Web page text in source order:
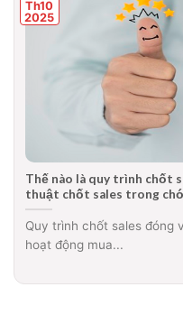
Thế nào là quy trình chốt
thuật chốt sales trong
Quy trình chốt sales đóng
hoạt động mua...
Th10
2025